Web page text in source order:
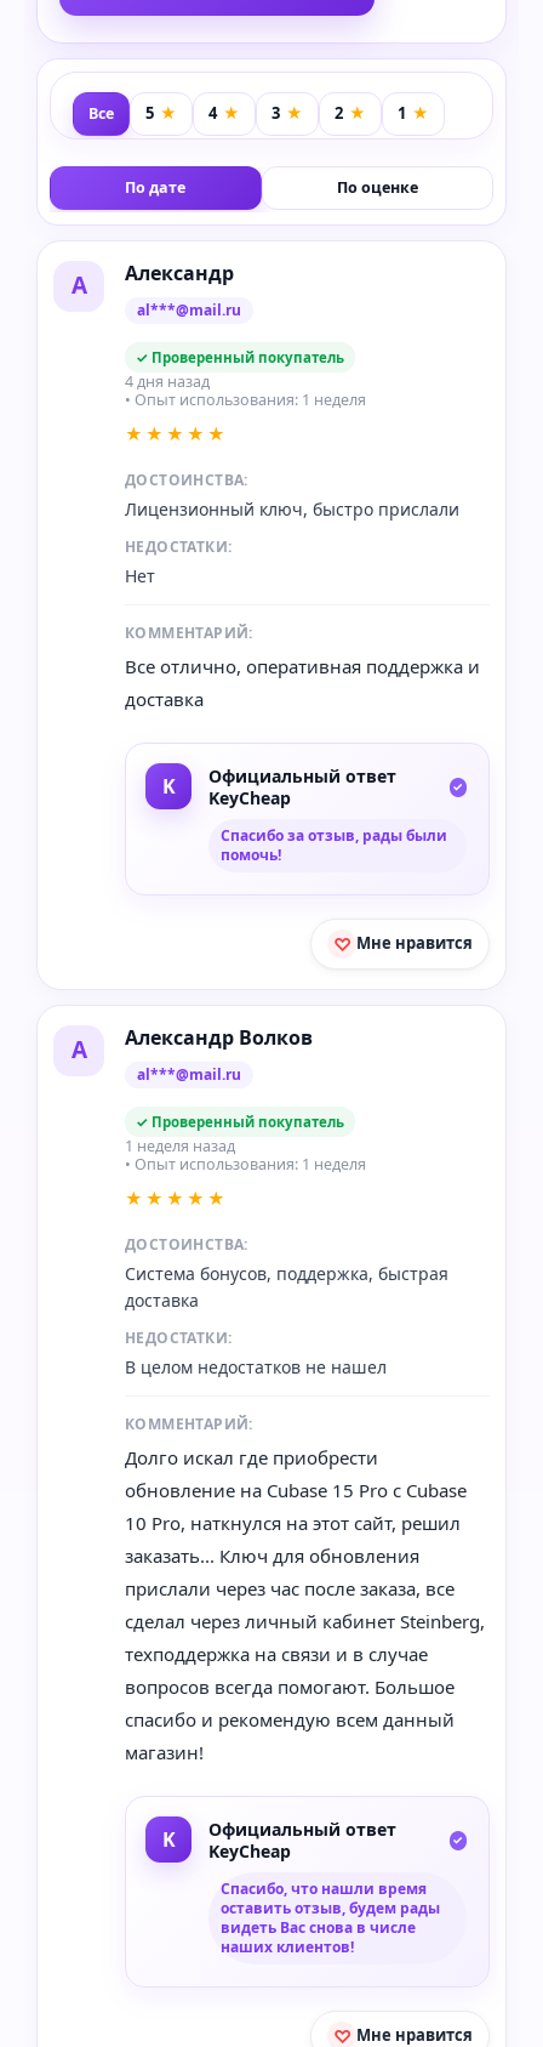
Все
По дате По оценке
А Александр
al***@mail.ru
✓ Проверенный покупатель
4 дня назад
• Опыт использования: 1 неделя
★★★★★
ДОСТОИНСТВА:
Лицензионный ключ, быстро прислали
НЕДОСТАТКИ:
Нет
КОММЕНТАРИЙ:
Все отлично, оперативная поддержка и
доставка
Официальный ответ
KeyCheap
Спасибо за отзыв, рады были
помочь!
Мне нравится
А Александр Волков
al***@mail.ru
✓ Проверенный покупатель
1 неделя назад
• Опыт использования: 1 неделя
★★★★★
ДОСТОИНСТВА:
Система бонусов, поддержка, быстрая
доставка
НЕДОСТАТКИ:
В целом недостатков не нашел
КОММЕНТАРИЙ:
Долго искал где приобрести
обновление на Cubase 15 Pro с Cubase
10 Pro, наткнулся на этот сайт, решил
заказать... Ключ для обновления
прислали через час после заказа, все
сделал через личный кабинет Steinberg,
техподдержка на связи и в случае
вопросов всегда помогают. Большое
спасибо и рекомендую всем данный
магазин!
Официальный ответ
KeyCheap
Спасибо, что нашли время
оставить отзыв, будем рады
видеть Вас снова в числе
наших клиентов!
Мне нравится